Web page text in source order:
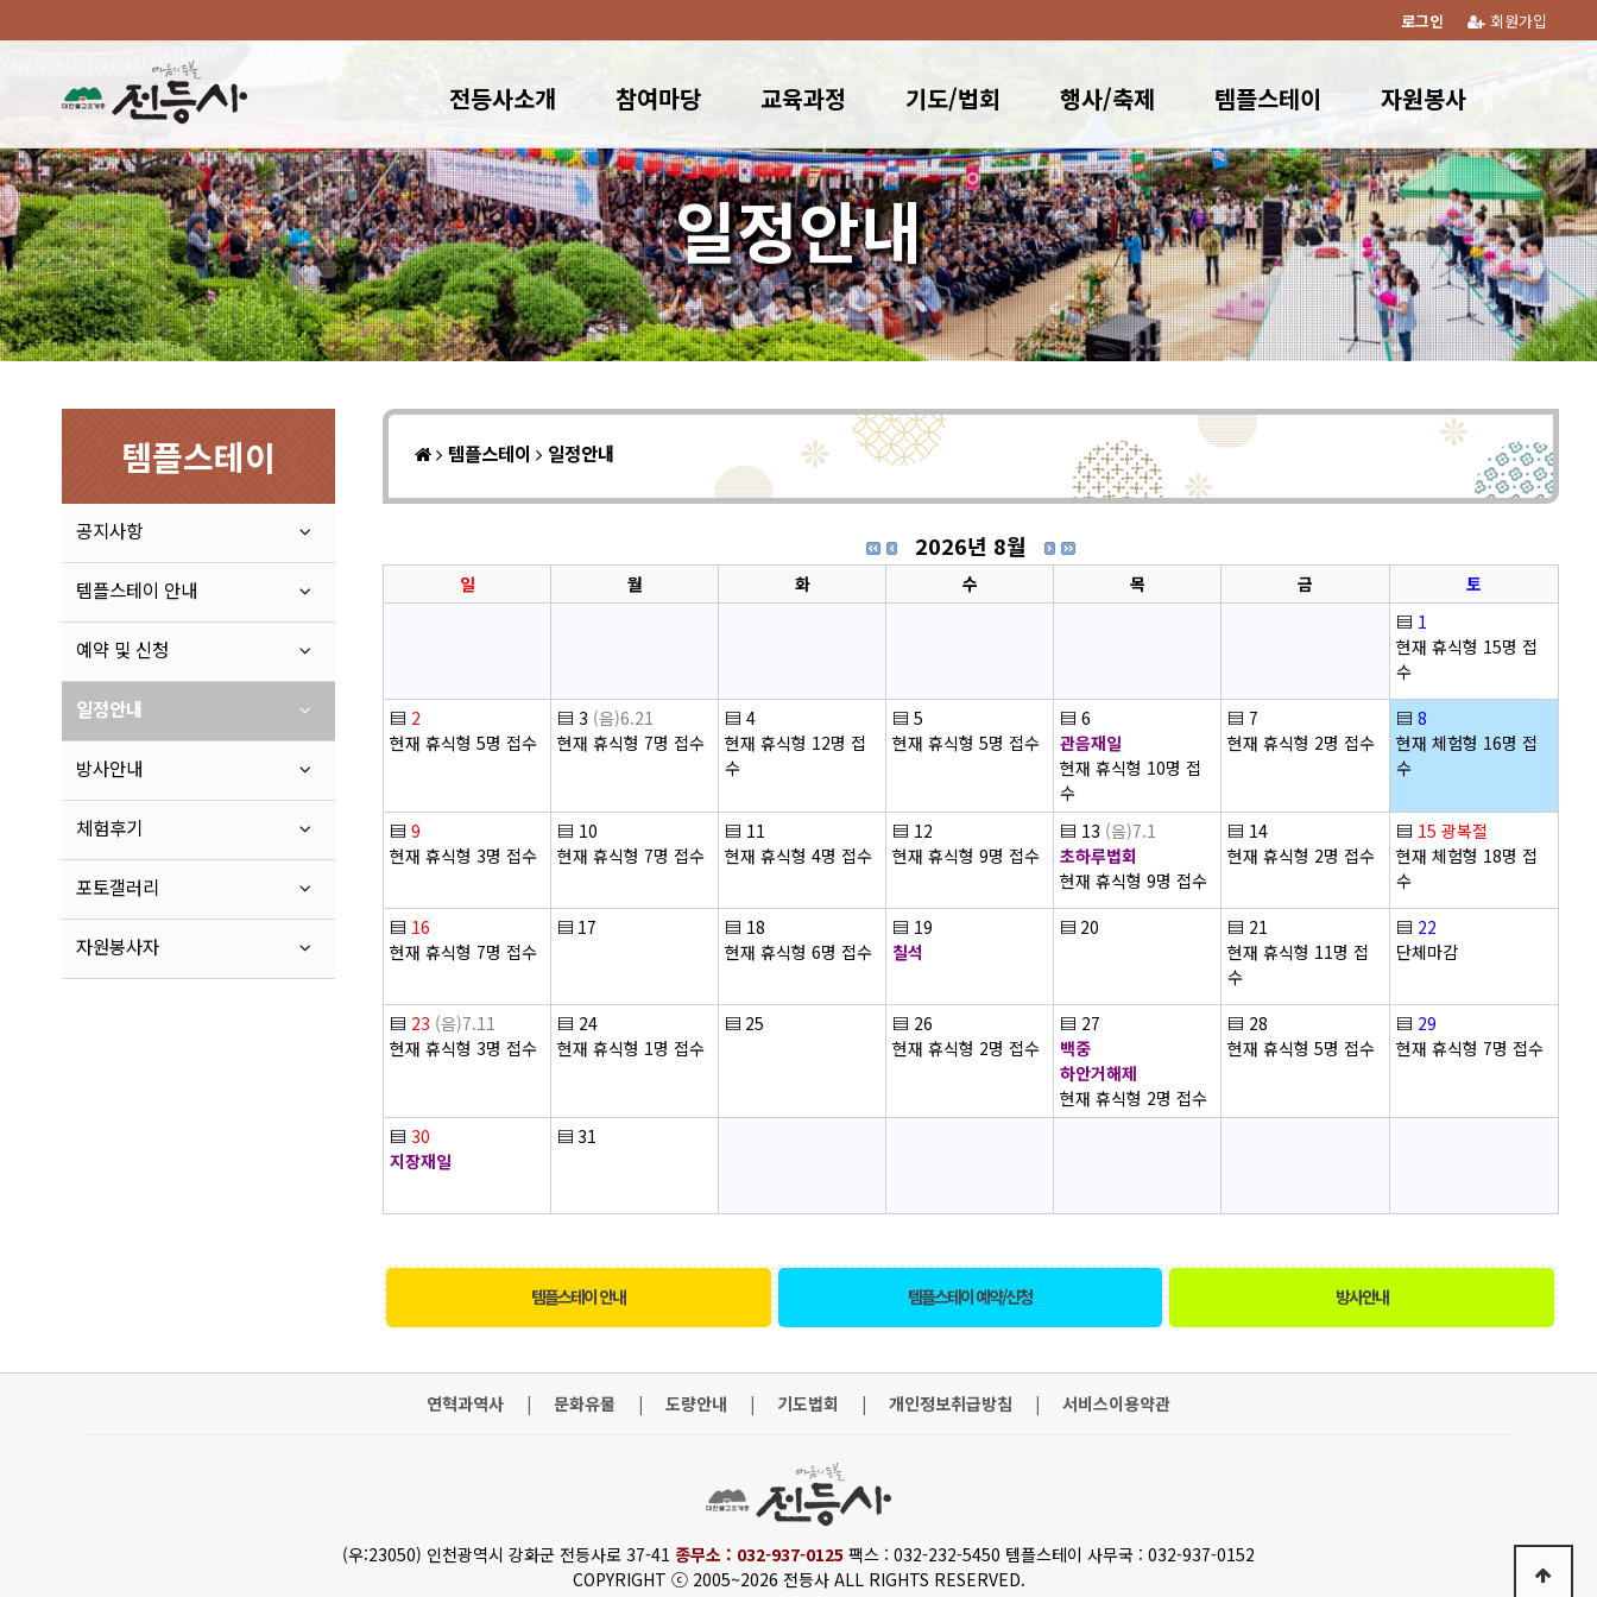
회원가입
로그인
전등사소개 참여마당 교육과정 기도/법회 행사/축제 템플스테이 자원봉사
일정안내
템플스테이
공지사항
템플스테이 안내
예약 및 신청
일정안내
방사안내
체험후기
포토갤러리
자원봉사자
템플스테이 일정안내
2026년 8월
일 월 화 수 목 금
토
▤ 1
현재 휴식형 15명 접
수
▤ 2
현재 휴식형 5명 접수
▤ 3 (음)6.21
현재 휴식형 7명 접수
▤ 4
현재 휴식형 12명 접
수
▤ 5
현재 휴식형 5명 접수
▤ 6
관음재일
현재 휴식형 10명 접
수
▤ 7
현재 휴식형 2명 접수
▤ 8
현재 체험형 16명 접
수
▤ 9
현재 휴식형 3명 접수
▤ 10
현재 휴식형 7명 접수
▤ 11
현재 휴식형 4명 접수
▤ 12
현재 휴식형 9명 접수
▤ 13 (음)7.1
초하루법회
현재 휴식형 9명 접수
▤ 14
현재 휴식형 2명 접수
▤ 15 광복절
현재 체험형 18명 접
수
▤ 16
현재 휴식형 7명 접수
▤ 17 ▤ 18
현재 휴식형 6명 접수
▤ 19
칠석
▤ 20 ▤ 21
현재 휴식형 11명 접
수
▤ 22
단체마감
▤ 23 (음)7.11
현재 휴식형 3명 접수
▤ 24
현재 휴식형 1명 접수
▤ 25 ▤ 26
현재 휴식형 2명 접수
▤ 27
백중
하안거해제
현재 휴식형 2명 접수
▤ 28
현재 휴식형 5명 접수
▤ 29
현재 휴식형 7명 접수
▤ 30
지장재일
▤ 31
템플스테이 안내 템플스테이 예약/신청 방사안내
연혁과역사 | 문화유물 | 도량안내 | 기도법회 | 개인정보취급방침 | 서비스이용약관
(우:23050) 인천광역시 강화군 전등사로 37-41 종무소 : 032-937-0125 팩스 : 032-232-5450 템플스테이 사무국 : 032-937-0152
COPYRIGHT ⓒ 2005~2026 전등사 ALL RIGHTS RESERVED.